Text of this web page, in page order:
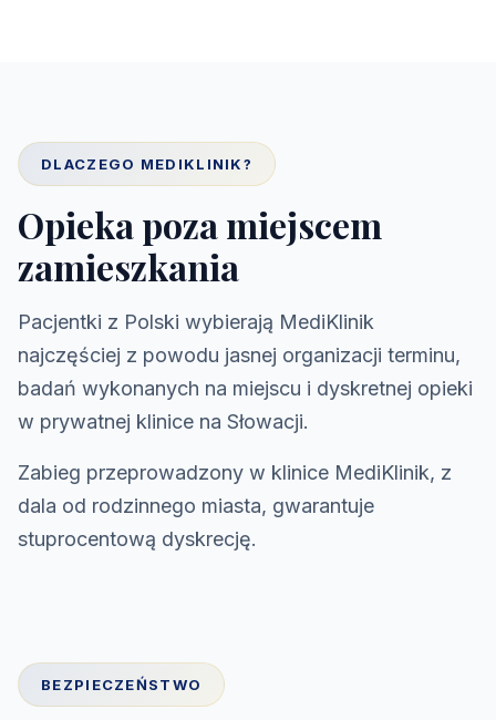
DLACZEGO MEDIKLINIK?
Opieka poza miejscem
zamieszkania
Pacjentki z Polski wybierają MediKlinik
najczęściej z powodu jasnej organizacji terminu,
badań wykonanych na miejscu i dyskretnej opieki
w prywatnej klinice na Słowacji.
Zabieg przeprowadzony w klinice MediKlinik, z
dala od rodzinnego miasta, gwarantuje
stuprocentową dyskrecję.
BEZPIECZEŃSTWO